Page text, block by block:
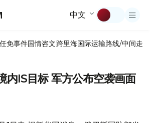
中文
免事件国情咨文跨里海国际运输路线/中间走廊
内IS目标 军方公布空袭画面